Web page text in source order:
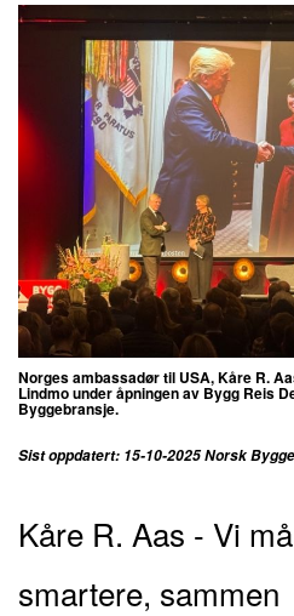
Norges ambassadør til USA, Kåre R.
Lindmo under åpningen av Bygg Reis
Byggebransje.
Sist oppdatert: 15-10-2025 Norsk
Kåre R. Aas - Vi
smartere, sammen